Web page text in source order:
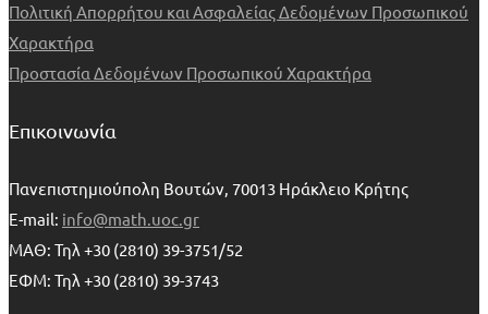
Πολιτική Απορρήτου και Ασφαλείας Δεδομένων Προσωπικού
Χαρακτήρα
Προστασία Δεδομένων Προσωπικού Χαρακτήρα
Επικοινωνία
Πανεπιστημιούπολη Βουτών, 70013 Ηράκλειο Κρήτης
E-mail: info@math.uoc.gr
ΜΑΘ: Τηλ +30 (2810) 39-3751/52
ΕΦΜ: Τηλ +30 (2810) 39-3743